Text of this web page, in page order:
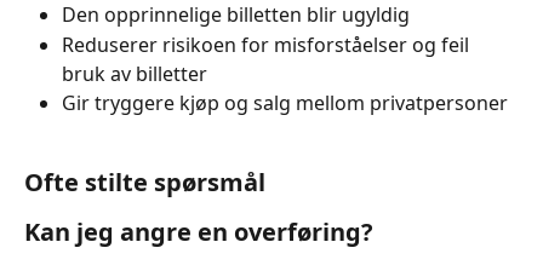
Den opprinnelige billetten blir ugyldig
Reduserer risikoen for misforståelser og feil
bruk av billetter
Gir tryggere kjøp og salg mellom privatpersoner
Ofte stilte spørsmål
Kan jeg angre en overføring?